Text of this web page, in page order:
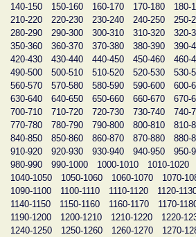
140-150
150-160 160-170 170-180 180-
210-220
220-230 230-240 240-250 250-
280-290
290-300 300-310 310-320 320-
350-360
360-370 370-380 380-390 390-
420-430
430-440 440-450 450-460 460-
490-500
500-510 510-520 520-530 530-
560-570
570-580 580-590 590-600 600-
630-640
640-650 650-660 660-670 670-
700-710
710-720 720-730 730-740 740-
770-780
780-790 790-800 800-810 810-
840-850
850-860 860-870 870-880 880-
910-920
920-930 930-940 940-950 950-
980-990
990-1000 1000-1010 1010-1020
1040-1050
1050-1060 1060-1070 1070-
1090-1100
1100-1110 1110-1120 1120-
1140-1150
1150-1160 1160-1170 1170-
1190-1200
1200-1210 1210-1220 1220-
1240-1250
1250-1260 1260-1270 1270-